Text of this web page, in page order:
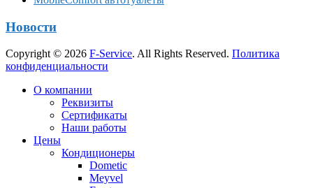
Новости
Copyright © 2026 F-Service. All Rights Reserved. Политика
конфиденциальности
вверх
О компании
Реквизиты
Сертификаты
Наши работы
Цены
Кондиционеры
Dometic
Meyvel